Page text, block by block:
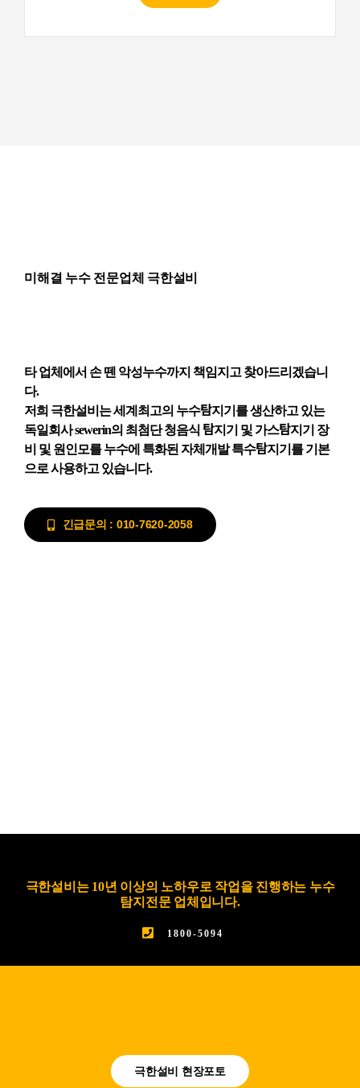
미해결 누수 전문업체 극한설비
타 업체에서 손 뗀 악성누수까지 책임지고 찾아드리겠습니
다.
저희 극한설비는 세계최고의 누수탐지기를 생산하고 있는
독일회사 sewerin의 최첨단 청음식 탐지기 및 가스탐지기 장
비 및 원인모를 누수에 특화된 자체개발 특수탐지기를 기본
으로 사용하고 있습니다.
긴급문의 : 010-7620-2058
극한설비는 10년 이상의 노하우로 작업을 진행하는 누수
탐지전문 업체입니다.
1800-5094
극한설비 현장포토